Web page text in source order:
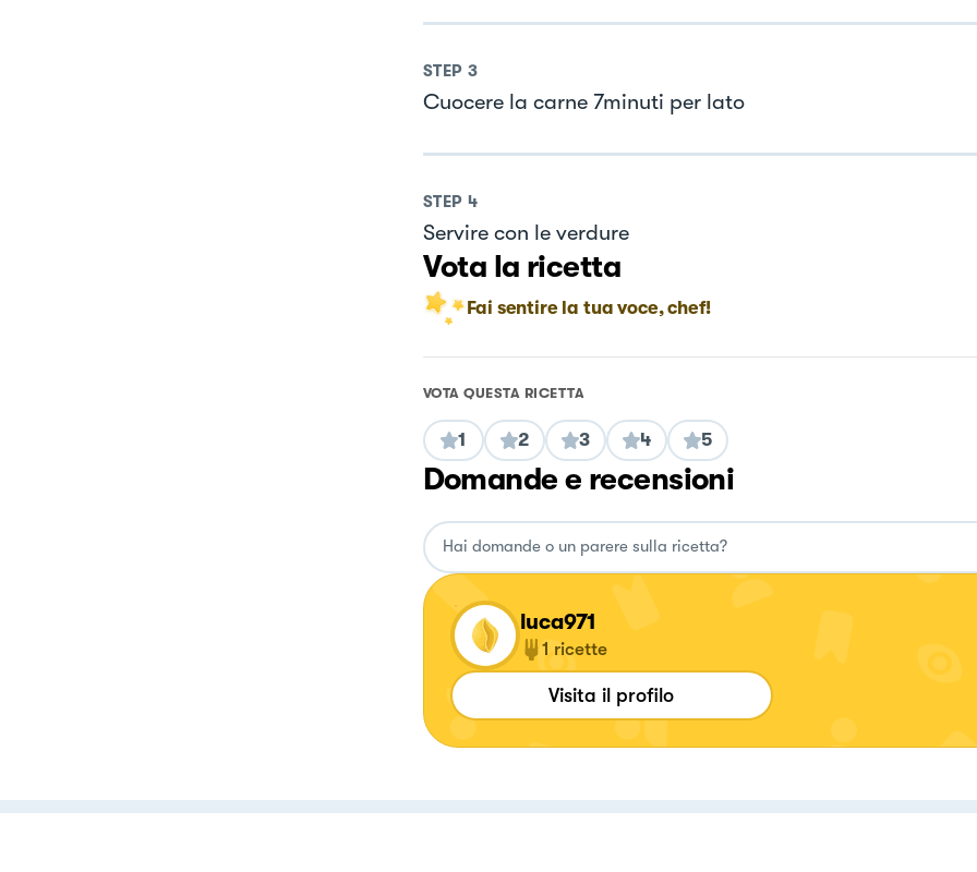
STEP 3
Cuocere la carne 7minuti per lato
STEP 4
Servire con le verdure
Vota la ricetta
Fai sentire la tua voce, chef!
VOTA QUESTA RICETTA
1 2 3 4 5
Domande e recensioni
luca971
1 ricette
Visita il profilo